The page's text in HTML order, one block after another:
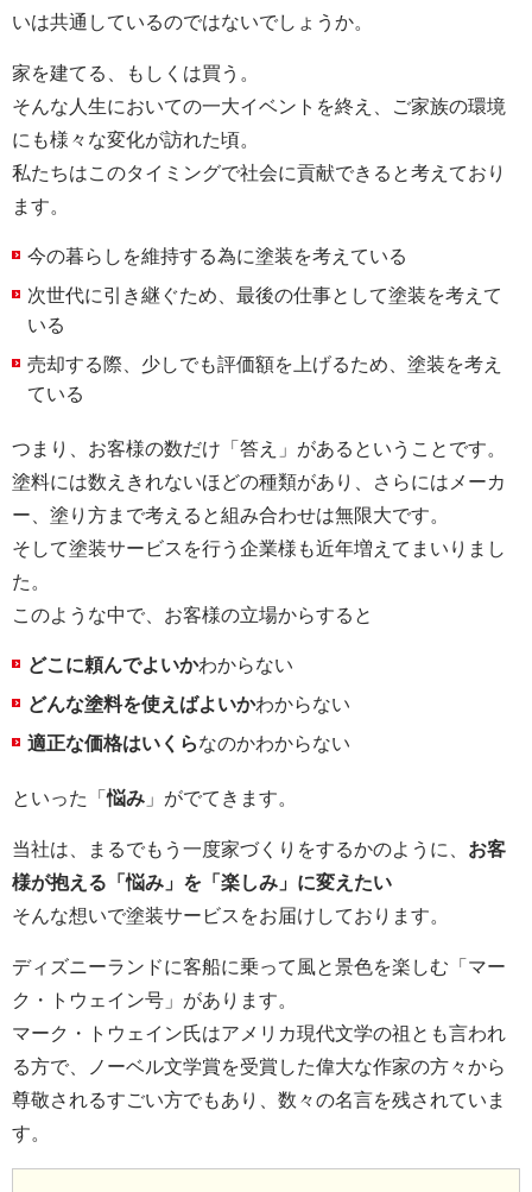
いは共通しているのではないでしょうか。
家を建てる、もしくは買う。
そんな人生においての一大イベントを終え、ご家族の環境
にも様々な変化が訪れた頃。
私たちはこのタイミングで社会に貢献できると考えており
ます。
今の暮らしを維持する為に塗装を考えている
次世代に引き継ぐため、最後の仕事として塗装を考えて
いる
売却する際、少しでも評価額を上げるため、塗装を考え
ている
つまり、お客様の数だけ「答え」があるということです。
塗料には数えきれないほどの種類があり、さらにはメーカ
ー、塗り方まで考えると組み合わせは無限大です。
そして塗装サービスを行う企業様も近年増えてまいりまし
た。
このような中で、お客様の立場からすると
どこに頼んでよいかわからない
どんな塗料を使えばよいかわからない
適正な価格はいくらなのかわからない
といった「悩み 」がでてきます。
当社は、まるでもう一度家づくりをするかのように、 お客
様が抱える「悩み」を「楽しみ」に変えたい
そんな想いで塗装サービスをお届けしております。
ディズニーランドに客船に乗って風と景色を楽しむ「マー
ク・トウェイン号」があります。
マーク・トウェイン氏はアメリカ現代文学の祖とも言われ
る方で、ノーベル文学賞を受賞した偉大な作家の方々から
尊敬されるすごい方でもあり、数々の名言を残されていま
す。